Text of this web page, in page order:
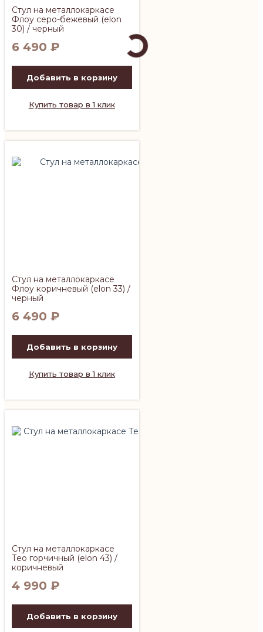
Стул на металлокаркасе
Флоу серо-бежевый (elon
30) / черный
6 490 ₽
Добавить в корзину
Купить товар в 1 клик
Стул на металлокаркасе
Флоу коричневый (elon 33) /
черный
6 490 ₽
Добавить в корзину
Купить товар в 1 клик
Стул на металлокаркасе
Тео горчичный (elon 43) /
коричневый
4 990 ₽
Добавить в корзину